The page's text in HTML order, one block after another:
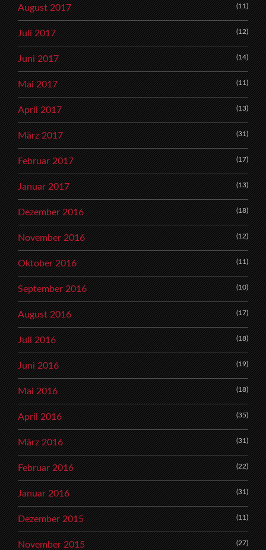
August 2017 (11)
Juli 2017 (12)
Juni 2017 (14)
Mai 2017 (11)
April 2017 (13)
März 2017 (31)
Februar 2017 (17)
Januar 2017 (13)
Dezember 2016 (18)
November 2016 (12)
Oktober 2016 (11)
September 2016 (10)
August 2016 (17)
Juli 2016 (18)
Juni 2016 (19)
Mai 2016 (18)
April 2016 (35)
März 2016 (31)
Februar 2016 (22)
Januar 2016 (31)
Dezember 2015 (11)
November 2015 (27)